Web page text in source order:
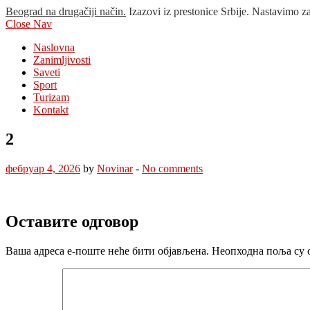
Beograd na drugačiji način. Izazovi iz prestonice Srbije. Nastavimo
Close Nav
Naslovna
Zanimljivosti
Saveti
Sport
Turizam
Kontakt
2
фебруар 4, 2026 by Novinar- No comments
Оставите одговор
Ваша адреса е-поште неће бити објављена. Неопходна поља су